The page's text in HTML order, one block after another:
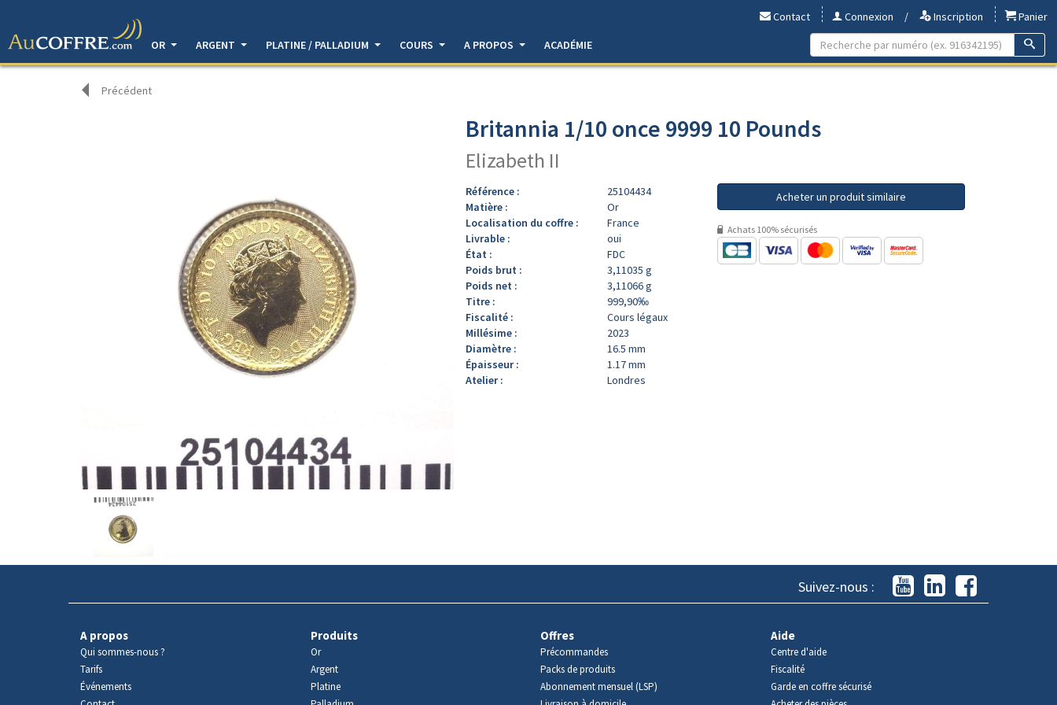
Contact Connexion / Inscription
Panier
OR
ARGENT PLATINE / PALLADIUM COURS A PROPOS ACADÉMIE
Précédent
Avers
produit
Britannia 1/10 once 9999 10 Pounds
Elizabeth II
Référence :
25104434
Matière :
Or
Localisation du coffre :
France
Livrable :
oui
État :
FDC
Poids brut :
3,11035 g
Poids net :
3,11066 g
Titre :
999,90‰
Fiscalité :
Cours légaux
Millésime :
2023
Diamètre :
16.5 mm
Épaisseur :
1.17 mm
Atelier :
Londres
Acheter un produit similaire
Achats 100% sécurisés
Suivez-nous :
A propos
Qui sommes-nous ?
Tarifs
Événements
Produits
Or
Argent
Platine
Offres
Précommandes
Packs de produits
Abonnement mensuel (LSP)
Aide
Centre d'aide
Fiscalité
Garde en coffre sécurisé